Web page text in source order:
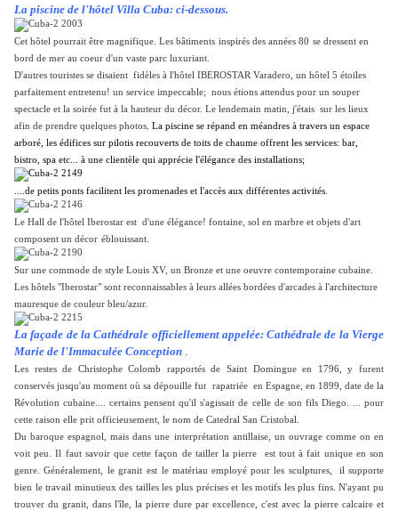
La piscine de l'hôtel Villa Cuba: ci-dessous.
Cet hôtel pourrait être magnifique. Les bâtiments inspirés des années 80 se dressent en
bord de mer au coeur d'un vaste parc luxuriant.
D'autres touristes se disaient fidèles à l'hôtel IBEROSTAR Varadero, un hôtel 5 étoiles
parfaitement entretenu! un service impeccable; nous étions attendus pour un souper
spectacle et la soirée fut à la hauteur du décor. Le lendemain matin, j'étais sur les lieux
afin de prendre quelques photos . La piscine se répand en méandres à travers un espace
arboré, les édifices sur pilotis recouverts de toits de chaume offrent les services: bar,
bistro, spa etc... à une clientèle qui apprécie l'élégance des installations;
....de petits ponts facilitent les promenades et l'accès aux différentes activités.
Le Hall de l'hôtel Iberostar est d'une élégance! fontaine, sol en marbre et objets d'art
composent un décor éblouissant.
Sur une commode de style Louis XV, un Bronze et une oeuvre contemporaine cubaine.
Les hôtels "Iberostar" sont reconnaissables à leurs allées bordées d'arcades à l'architecture
mauresque de couleur bleu/azur.
La façade de la Cathédrale officiellement appelée: Cathédrale de la Vierge
Marie de l'Immaculée Conception .
Les restes de Christophe Colomb rapportés de Saint Domingue en 1796, y furent
conservés jusqu'au moment où sa dépouille fut rapatriée en Espagne, en 1899, date de la
Révolution cubaine.... certains pensent qu'il s'agissait de celle de son fils Diego. ... pour
cette raison elle prit officieusement, le nom de Catedral San Cristobal.
Du baroque espagnol, mais dans une interprétation antillaise, un ouvrage comme on en
voit peu. Il faut savoir que cette façon de tailler la pierre est tout à fait unique en son
genre. Généralement,
le granit est le matériau employé pour les sculptures, il supporte
bien le travail minutieux des tailles les plus précises et les motifs les plus fins. N'ayant pu
trouver du granit, dans l'île, la pierre dure par excellence, c'est avec la pierre calcaire et